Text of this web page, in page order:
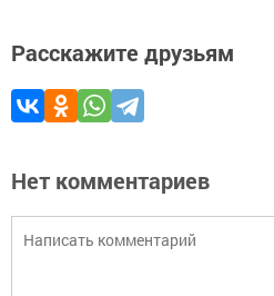
Расскажите друзьям
Нет комментариев